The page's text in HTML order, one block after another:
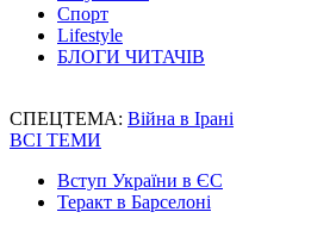
Спорт
Lifestyle
БЛОГИ ЧИТАЧІВ
СПЕЦТЕМА: Війна в Ірані
ВСІ ТЕМИ
Вступ України в ЄС
Теракт в Барселоні